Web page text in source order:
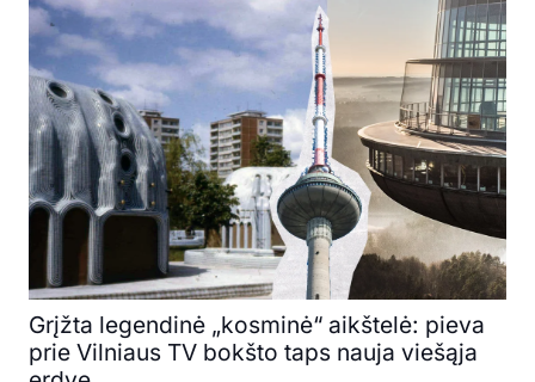
Grįžta legendinė „kosminė“ aikštelė: pieva
prie Vilniaus TV bokšto taps nauja viešąja